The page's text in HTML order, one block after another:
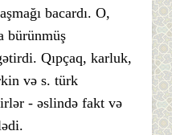
bacardı. O,
bürünmüş
Qıpçaq, karluk,
və s. türk
- əslində fakt və